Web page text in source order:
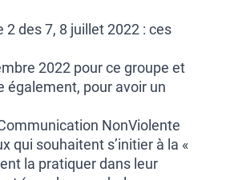
des 7, 8 juillet 2022 : ces
2022 pour ce groupe et
également, pour avoir un
NonViolente
qui souhaitent s’initier à la «
la pratiquer dans leur